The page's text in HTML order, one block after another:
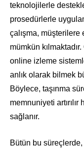
teknolojilerle
prosedürlerle
çalışma, müşterilere
mümkün
online izleme
anlık olarak bilmek
Böylece, taşınma
memnuniyeti
sağlanır.
Bütün bu süreçlerde,